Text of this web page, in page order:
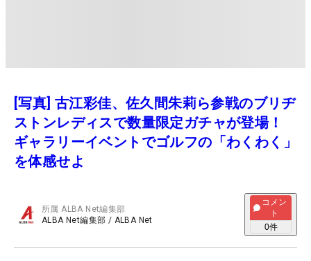
[写真] 古江彩佳、佐久間朱莉ら参戦のブリヂ
ストンレディスで数量限定ガチャが登場！
ギャラリーイベントでゴルフの「わくわく」
を体感せよ
所属ALBA Net編集部
ALBA Net編集部 / ALBA Net
コメン
ト
0件